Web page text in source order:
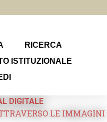
RICERCA
ISTITUZIONALE
DIGITALE
LE IMMAGINI